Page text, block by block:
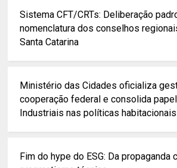
Sistema CFT/CRTs: Deliberação
nomenclatura dos conselhos
Santa Catarina
Ministério das Cidades oficializa
cooperação federal e consolida
Industriais nas políticas habitacionais
Fim do hype do ESG: Da propaganda